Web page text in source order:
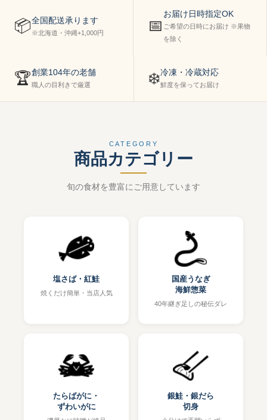
📦全国配送承ります
※北海道・沖縄+1,000円 📅
お届け日時指定OK
ご希望の日時にお届け ※果物
を除く
🏆創業104年の老舗
職人の目利きで厳選 ❄️冷凍・冷蔵対応
鮮度を保ってお届け
CATEGORY
商品カテゴリー
旬の食材を豊富にご用意しています
塩さば・紅鮭
焼くだけ簡単・当店人気
国産うなぎ
海鮮惣菜
40年継ぎ足しの秘伝ダレ
たらばがに・
ずわいがに
銀鮭・銀だら
切身